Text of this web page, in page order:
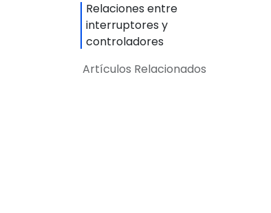
Relaciones entre
interruptores y
controladores
Artículos Relacionados